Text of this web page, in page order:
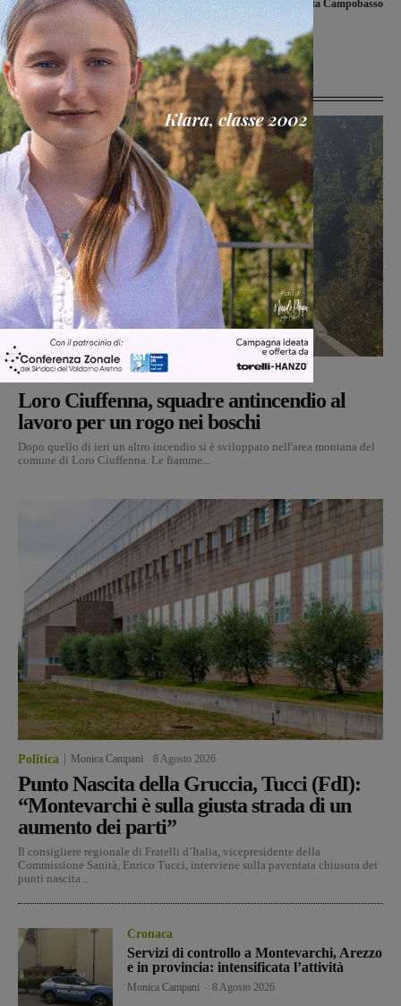
l’impegno sul fronte ambientale.
All’Auditorium arriva Rossano
Ercolini
Galli alla capolista Campobasso
Ultime Notizie
Cronaca Monica Campani -8 Agosto 2026
Loro Ciuffenna, squadre antincendio al
lavoro per un rogo nei boschi
Dopo quello di ieri un altro incendio si è sviluppato nell'area montana del
comune di Loro Ciuffenna. Le fiamme...
Politica Monica Campani 8 Agosto 2026
Punto Nascita della Gruccia, Tucci (FdI):
“Montevarchi è sulla giusta strada di un
aumento dei parti”
Il consigliere regionale di Fratelli d’Italia, vicepresidente della
Commissione Sanità, Enrico Tucci, interviene sulla paventata chiusura dei
punti nascita...
Cronaca
Servizi di controllo a Montevarchi, Arezzo
e in provincia: intensificata l’attività
Monica Campani 8 Agosto 2026